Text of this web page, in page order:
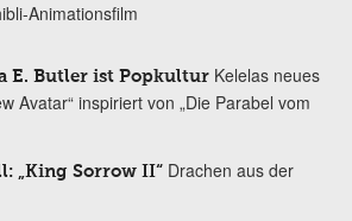
Animationsfilm
E. Butler ist Popkultur Kelelas neues
Avatar“ inspiriert von „Die Parabel vom
„King Sorrow II“ Drachen aus der